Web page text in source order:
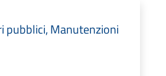
pubblici, Manutenzioni